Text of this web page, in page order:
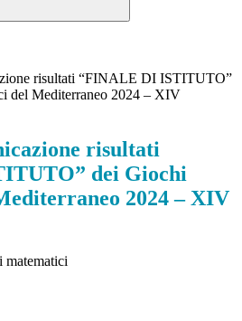
risultati “FINALE DI ISTITUTO”
del Mediterraneo 2024 – XIV
risultati
dei Giochi
2024 – XIV
matematici